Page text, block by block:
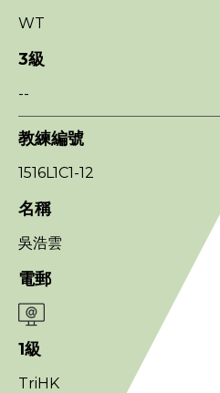
WT
3級
--
教練編號
1516L1C1-12
名稱
吳浩雲
電郵
1級
TriHK